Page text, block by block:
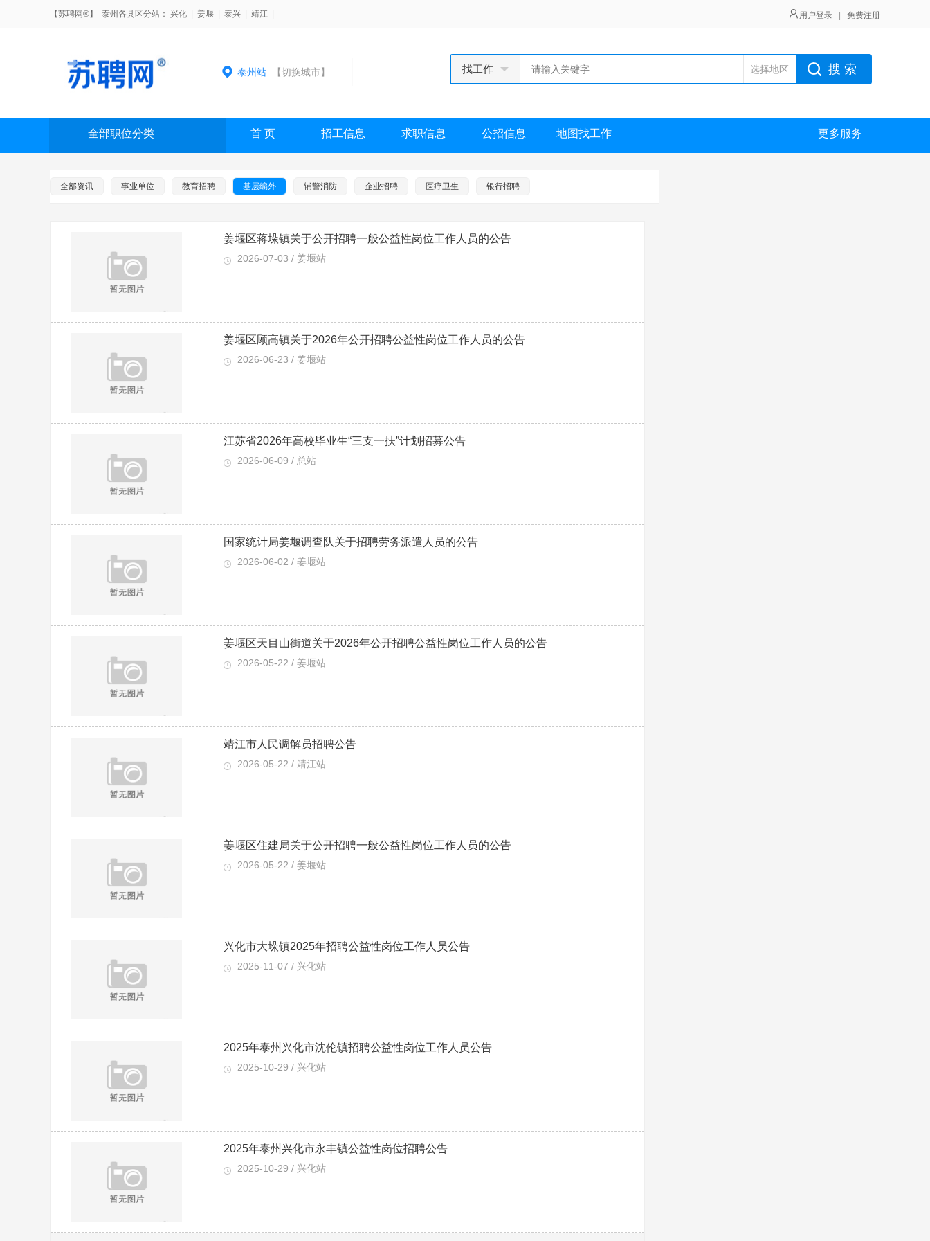
【苏聘网®】 泰州各县区分站： 兴化 姜堰 泰兴 靖江 用户登录 免费注册
泰州站【切换城市】 找工作 选择地区 搜 索
全部职位分类 首 页 招工信息 求职信息 公招信息 地图找工作 更多服务
全部资讯 事业单位 教育招聘 基层编外 辅警消防 企业招聘 医疗卫生 银行招聘
姜堰区蒋垛镇关于公开招聘一般公益性岗位工作人员的公告
2026-07-03 / 姜堰站
姜堰区顾高镇关于2026年公开招聘公益性岗位工作人员的公告
2026-06-23 / 姜堰站
江苏省2026年高校毕业生“三支一扶”计划招募公告
2026-06-09 / 总站
国家统计局姜堰调查队关于招聘劳务派遣人员的公告
2026-06-02 / 姜堰站
姜堰区天目山街道关于2026年公开招聘公益性岗位工作人员的公告
2026-05-22 / 姜堰站
靖江市人民调解员招聘公告
2026-05-22 / 靖江站
姜堰区住建局关于公开招聘一般公益性岗位工作人员的公告
2026-05-22 / 姜堰站
兴化市大垛镇2025年招聘公益性岗位工作人员公告
2025-11-07 / 兴化站
2025年泰州兴化市沈伦镇招聘公益性岗位工作人员公告
2025-10-29 / 兴化站
2025年泰州兴化市永丰镇公益性岗位招聘公告
2025-10-29 / 兴化站